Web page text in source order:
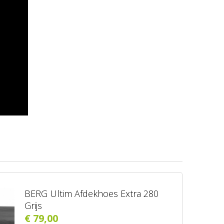
BERG Ultim Afdekhoes Extra 280
Grijs
€ 79,00